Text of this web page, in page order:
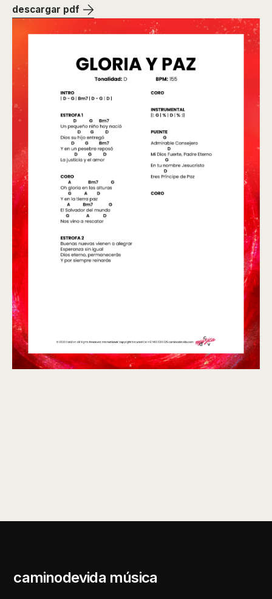
descargar pdf
caminodevida música